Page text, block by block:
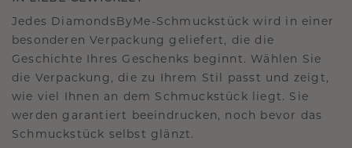
Jedes DiamondsByMe-Schmuckstück wird in einer
besonderen Verpackung geliefert, die die
Geschichte Ihres Geschenks beginnt. Wählen Sie
die Verpackung, die zu Ihrem Stil passt und zeigt,
wie viel Ihnen an dem Schmuckstück liegt. Sie
werden garantiert beeindrucken, noch bevor das
Schmuckstück selbst glänzt.